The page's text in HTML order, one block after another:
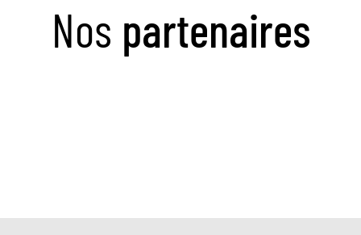
Nos partenaires